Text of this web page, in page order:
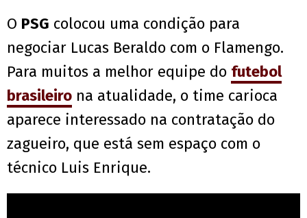
O PSG colocou uma condição para
negociar Lucas Beraldo com o Flamengo.
Para muitos a melhor equipe do futebol
brasileiro na atualidade, o time carioca
aparece interessado na contratação do
zagueiro, que está sem espaço com o
técnico Luis Enrique.